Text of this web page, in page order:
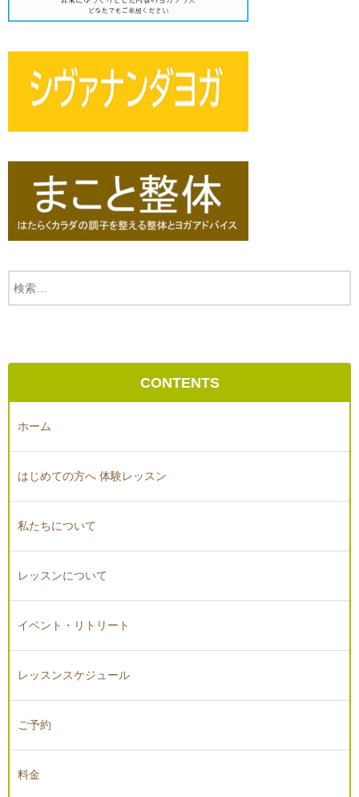
CONTENTS
ホーム
はじめての方へ 体験レッスン
私たちについて
レッスンについて
イベント・リトリート
レッスンスケジュール
ご予約
料金